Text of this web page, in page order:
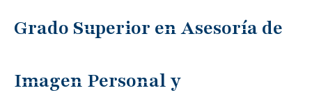
Grado Superior en Asesoría de
Imagen Personal y